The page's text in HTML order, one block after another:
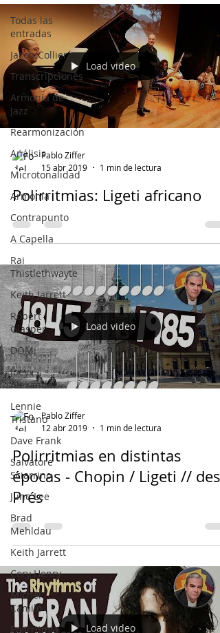
Todas las
entradas
Jacob Collier
Transcripciones
Armonía de
Jazz
Rearmonización
Análisis
Microtonalidad
Armonía
Contrapunto
A Capella
Rai
Thistlethwayte
Keith Jarrett
Robert
Glasper
DOMi
Joey
Alexander
Lennie
Tristano
Dave Frank
Salvatore
Sciarrino
June Lee
Brad
Mehldau
Keith Jarrett
Cory Henry
Michel
Camilo
Polirritmia
Load video
Pablo Ziffer
15 abr 2019
1 min de lectura
Polirritmias: Ligeti africano
Load video
Pablo Ziffer
12 abr 2019
1 min de lectura
Polirritmias en distintas
épocas - Chopin / Ligeti // des
Prés
Load video